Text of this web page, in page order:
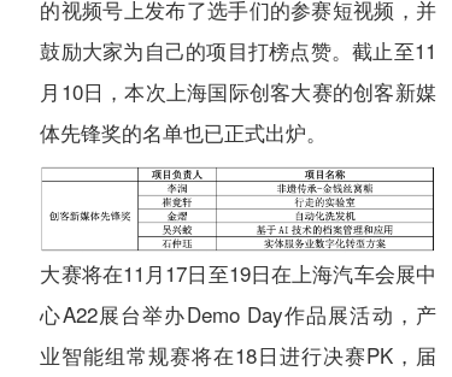
的视频号上发布了选手们的参赛短视频，并
鼓励大家为自己的项目打榜点赞。截止至11
月10日，本次上海国际创客大赛的创客新媒
体先锋奖的名单也已正式出炉。
大赛将在11月17日至19日在上海汽车会展中
心A22展台举办Demo Day作品展活动，产
业智能组常规赛将在18日进行决赛PK，届